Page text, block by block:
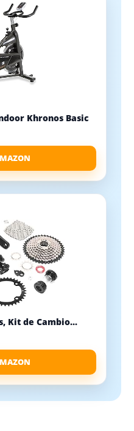
Khronos Basic
Kit de Cambio...